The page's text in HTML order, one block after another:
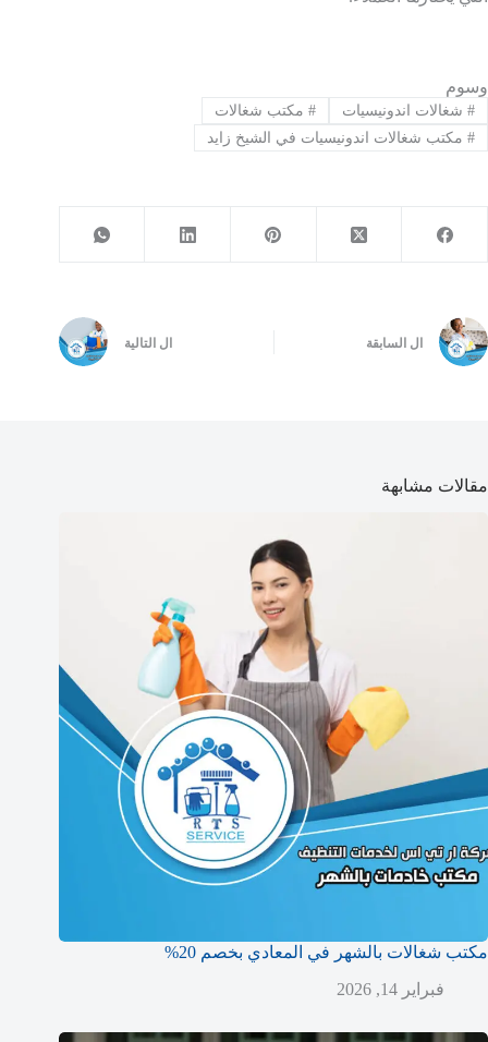
وسوم
#شغالات اندونيسيات #مكتب شغالات
#مكتب شغالات اندونيسيات في الشيخ زايد
ال السابقة ال التالية
مقالات مشابهة
مكتب شغالات بالشهر في المعادي بخصم 20%
فبراير 14, 2026